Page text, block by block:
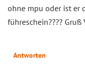
ohne mpu oder ist er
führeschein???? Gruß
Antworten